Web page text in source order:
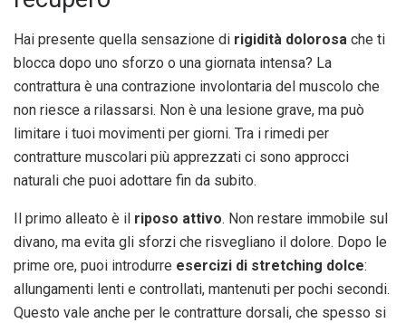
Hai presente quella sensazione di rigidità dolorosa che ti
blocca dopo uno sforzo o una giornata intensa? La
contrattura è una contrazione involontaria del muscolo che
non riesce a rilassarsi. Non è una lesione grave, ma può
limitare i tuoi movimenti per giorni. Tra i rimedi per
contratture muscolari più apprezzati ci sono approcci
naturali che puoi adottare fin da subito.
Il primo alleato è il riposo attivo. Non restare immobile sul
divano, ma evita gli sforzi che risvegliano il dolore. Dopo le
prime ore, puoi introdurre esercizi di stretching dolce:
allungamenti lenti e controllati, mantenuti per pochi secondi.
Questo vale anche per le contratture dorsali, che spesso si